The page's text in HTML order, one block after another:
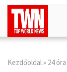
Kezdőoldal» 24 óra